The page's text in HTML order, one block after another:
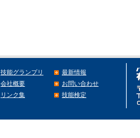
技能グランプリ
会社概要
リンク集
最新情報
お問い合わせ
技能検定